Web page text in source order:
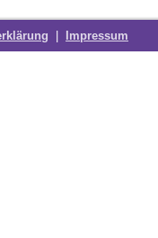
Impressum